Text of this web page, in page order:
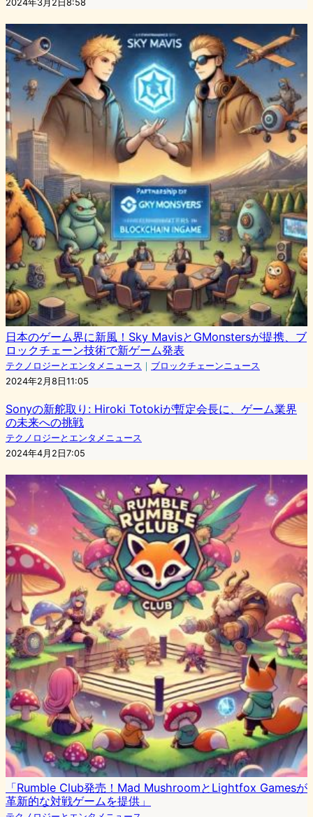
2024年3月2日8:58
日本のゲーム界に新風！Sky MavisとGMonstersが提携、ブ
ロックチェーン技術で新ゲーム発表
テクノロジーとエンタメニュース ｜ ブロックチェーンニュース
2024年2月8日11:05
Sonyの新舵取り: Hiroki Totokiが暫定会長に、ゲーム業界
の未来への挑戦
テクノロジーとエンタメニュース
2024年4月2日7:05
「Rumble Club発売！Mad MushroomとLightfox Gamesが
革新的な対戦ゲームを提供」